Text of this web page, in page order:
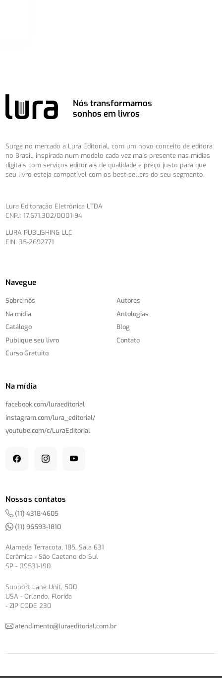
Nós transformamos
sonhos em livros
Surge no mercado a Lura Editorial, com um novo conceito de editora
no Brasil, inspirada num modelo cada vez mais presente nas mídias
digitais com serviços editoriais de qualidade e preço justo para que
seu livro esteja compatível com os best-sellers do seu segmento.
Lura Editoração Eletrônica LTDA
CNPJ: 17.671.302/0001-94
LURA PUBLISHING LLC
EIN: 35-2692771
Navegue
Sobre nós
Na mídia
Catálogo
Publique seu livro
Curso Gratuito
Autores
Antologias
Blog
Contato
Na mídia
facebook.com/luraeditorial
instagram.com/lura_editorial/
youtube.com/c/LuraEditorial
Nossos contatos
(11) 4318-4605
(11) 96593-1810
Alameda Terracota, 185, Sala 631
Cerâmica - São Caetano do Sul
SP - 09531-190
Sunport Lane Unit, 500
USA - Orlando, Florida
- ZIP CODE 230
atendimento@luraeditorial.com.br